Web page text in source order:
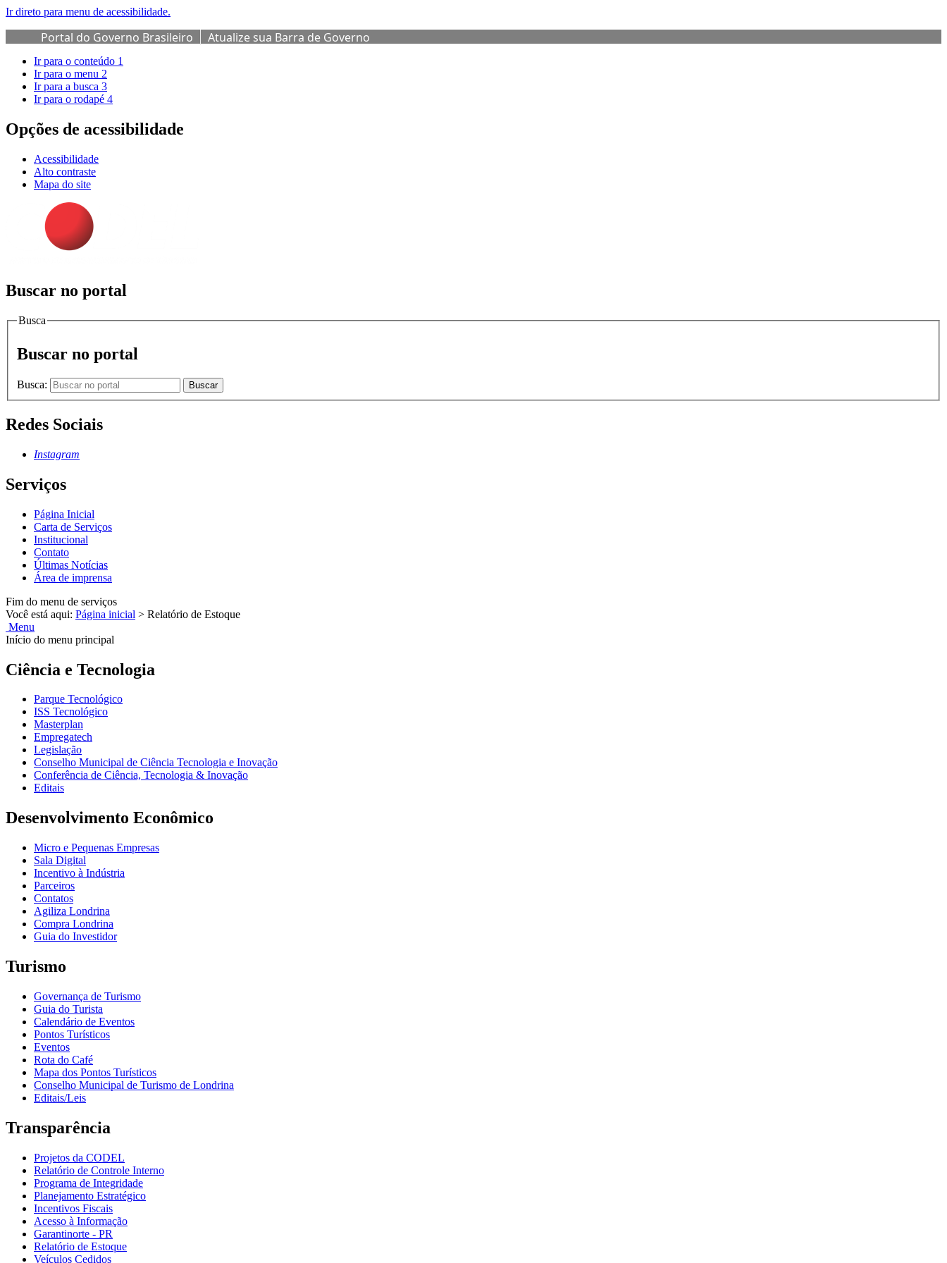
Ir direto para menu de acessibilidade.
Portal do Governo Brasileiro Atualize sua Barra de Governo
Ir para o conteúdo 1
Ir para o menu 2
Ir para a busca 3
Ir para o rodapé 4
Opções de acessibilidade
Acessibilidade
Alto contraste
Mapa do site
Buscar no portal
Busca
Buscar no portal
Busca: Buscar
Redes Sociais
Instagram
Serviços
Página Inicial
Carta de Serviços
Institucional
Contato
Últimas Notícias
Área de imprensa
Fim do menu de serviços
Você está aqui: Página inicial > Relatório de Estoque
Menu
Início do menu principal
Ciência e Tecnologia
Parque Tecnológico
ISS Tecnológico
Masterplan
Empregatech
Legislação
Conselho Municipal de Ciência Tecnologia e Inovação
Conferência de Ciência, Tecnologia & Inovação
Editais
Desenvolvimento Econômico
Micro e Pequenas Empresas
Sala Digital
Incentivo à Indústria
Parceiros
Contatos
Agiliza Londrina
Compra Londrina
Guia do Investidor
Turismo
Governança de Turismo
Guia do Turista
Calendário de Eventos
Pontos Turísticos
Eventos
Rota do Café
Mapa dos Pontos Turísticos
Conselho Municipal de Turismo de Londrina
Editais/Leis
Transparência
Projetos da CODEL
Relatório de Controle Interno
Programa de Integridade
Planejamento Estratégico
Incentivos Fiscais
Acesso à Informação
Garantinorte - PR
Relatório de Estoque
Veículos Cedidos